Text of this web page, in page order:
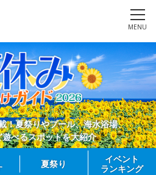
MENU
！夏祭りやプール、海水浴場、
べるスポットを大紹介
夏祭り
イベント
ランキング